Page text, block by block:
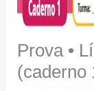
Prova •
(caderno